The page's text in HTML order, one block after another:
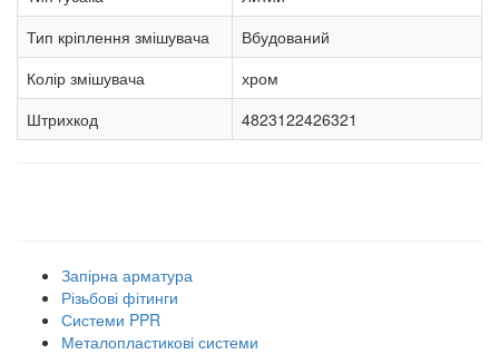
Тип кріплення змішувача
Вбудований
Колір змішувача
хром
Штрихкод
4823122426321
Запірна арматура
Різьбові фітинги
Системи PPR
Металопластикові системи